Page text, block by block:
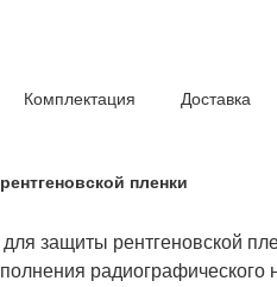
Комплектация Доставка
пленки
защиты рентгеновской